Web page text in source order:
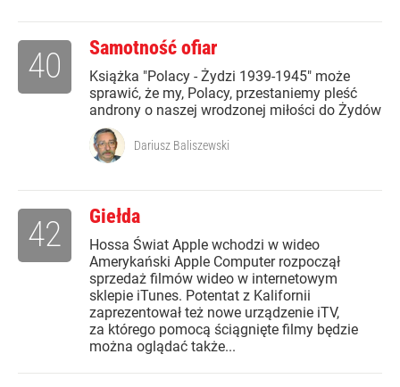
Samotność ofiar
Książka "Polacy - Żydzi 1939-1945" może
sprawić, że my, Polacy, przestaniemy pleść
androny o naszej wrodzonej miłości do Żydów
40
Dariusz Baliszewski
Giełda
Hossa Świat Apple wchodzi w wideo
Amerykański Apple Computer rozpoczął
sprzedaż filmów wideo w internetowym
sklepie iTunes. Potentat z Kalifornii
zaprezentował też nowe urządzenie iTV,
za którego pomocą ściągnięte filmy będzie
można oglądać także...
42